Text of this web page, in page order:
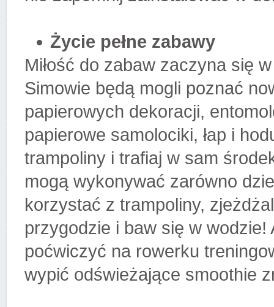
Życie pełne zabawy
Miłość do zabaw zaczyna się
Simowie będą mogli poznać
papierowych dekoracji,
papierowe samolociki, łap i
trampoliny i trafiaj w sam
mogą wykonywać zarówno
korzystać z trampoliny,
przygodzie i baw się w
poćwiczyć na rowerku
wypić odświeżające smoothie